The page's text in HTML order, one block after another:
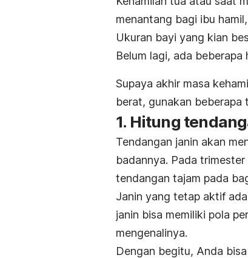
menantang bagi ibu
Ukuran bayi yang kian
Belum lagi, ada beberapa
Supaya akhir masa
berat, gunakan beberapa
1. Hitung
Tendangan janin akan
badannya. Pada
tendangan tajam pada
Janin yang tetap aktif
janin bisa memiliki pola
mengenalinya.
Dengan begitu, Anda